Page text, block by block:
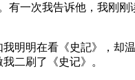
一次我告诉他，我刚
明明在看《史記》，却
二刷了《史记》。